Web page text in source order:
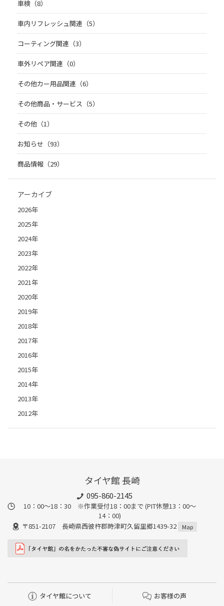
車検（8）
車内リフレッシュ関連（5）
コーティング関連（3）
車外リペア関連（0）
その他カー用品関連（6）
その他商品・サービス（5）
その他（1）
お知らせ（93）
商品情報（29）
アーカイブ
2026年
2025年
2024年
2023年
2022年
2021年
2020年
2019年
2018年
2017年
2016年
2015年
2014年
2013年
2012年
タイヤ館 長崎
095-860-2145
10：00～18：30 ※作業受付18：00まで (PIT休憩13：00～
14：00)
〒851-2107 長崎県西彼杵郡時津町久留里郷1439-32
Map
タイヤ館について お客様の声